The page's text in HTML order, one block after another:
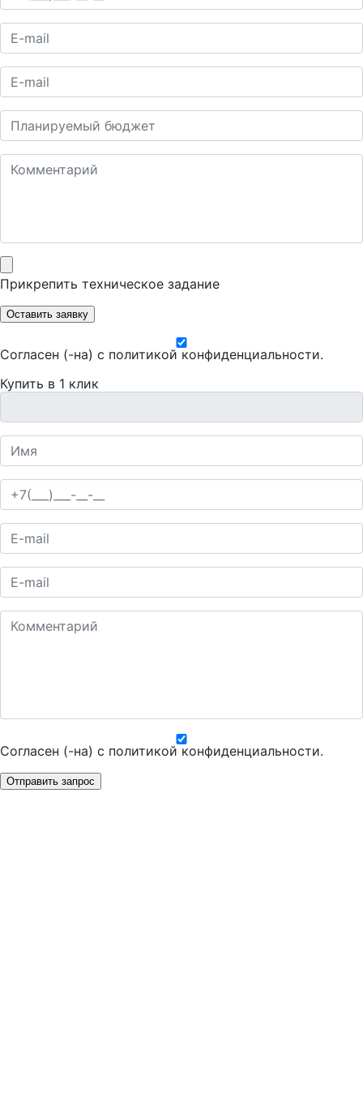
Прикрепить техническое задание
Оставить заявку
Согласен (-на) с политикой конфиденциальности.
Купить в 1 клик
Согласен (-на) с политикой конфиденциальности.
Отправить запрос